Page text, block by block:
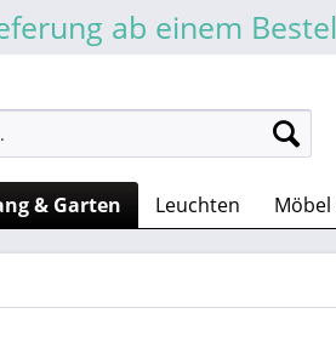
ab einem
& Garten Leuchten